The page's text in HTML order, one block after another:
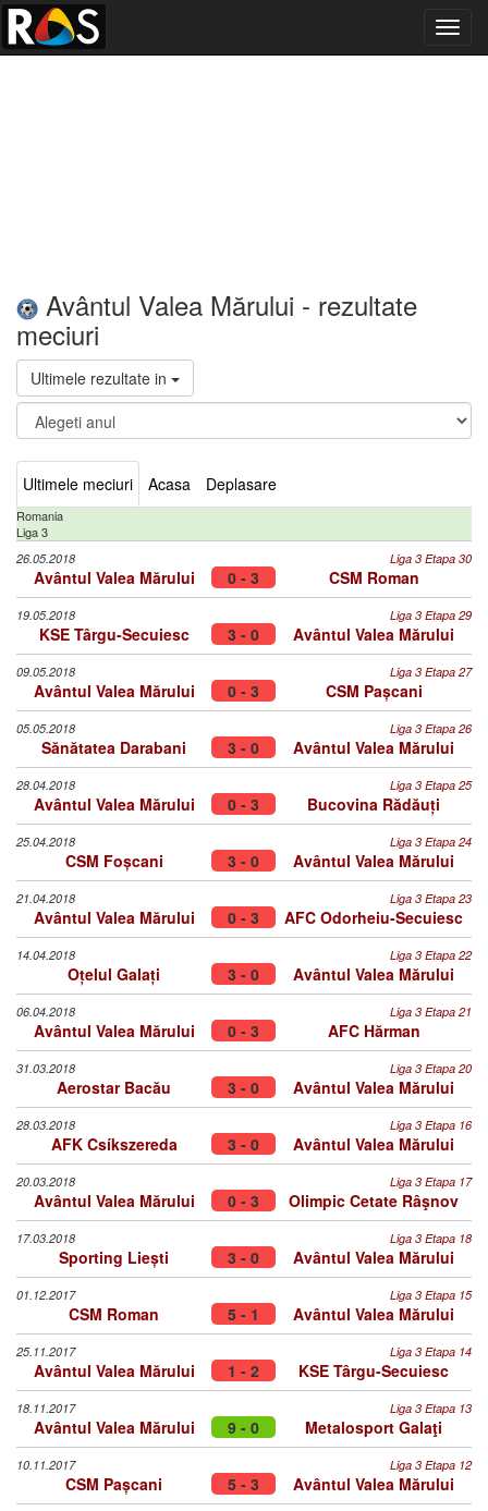
Avântul Valea Mărului - rezultate
meciuri
Ultimele rezultate in
Ultimele meciuri Acasa Deplasare
Romania
Liga 3
26.05.2018 Liga 3 Etapa 30
Avântul Valea Mărului 0 - 3 CSM Roman
19.05.2018 Liga 3 Etapa 29
KSE Târgu-Secuiesc 3 - 0 Avântul Valea Mărului
09.05.2018 Liga 3 Etapa 27
Avântul Valea Mărului 0 - 3 CSM Pașcani
05.05.2018 Liga 3 Etapa 26
Sănătatea Darabani 3 - 0 Avântul Valea Mărului
28.04.2018 Liga 3 Etapa 25
Avântul Valea Mărului 0 - 3 Bucovina Rădăuți
25.04.2018 Liga 3 Etapa 24
CSM Foșcani 3 - 0 Avântul Valea Mărului
21.04.2018 Liga 3 Etapa 23
Avântul Valea Mărului 0 - 3 AFC Odorheiu-Secuiesc
14.04.2018 Liga 3 Etapa 22
Oțelul Galați 3 - 0 Avântul Valea Mărului
06.04.2018 Liga 3 Etapa 21
Avântul Valea Mărului 0 - 3 AFC Hărman
31.03.2018 Liga 3 Etapa 20
Aerostar Bacău 3 - 0 Avântul Valea Mărului
28.03.2018 Liga 3 Etapa 16
AFK Csíkszereda 3 - 0 Avântul Valea Mărului
20.03.2018 Liga 3 Etapa 17
Avântul Valea Mărului 0 - 3 Olimpic Cetate Râşnov
17.03.2018 Liga 3 Etapa 18
Sporting Liești 3 - 0 Avântul Valea Mărului
01.12.2017 Liga 3 Etapa 15
CSM Roman 5 - 1 Avântul Valea Mărului
25.11.2017 Liga 3 Etapa 14
Avântul Valea Mărului 1 - 2 KSE Târgu-Secuiesc
18.11.2017 Liga 3 Etapa 13
Avântul Valea Mărului 9 - 0 Metalosport Galaţi
10.11.2017 Liga 3 Etapa 12
CSM Pașcani 5 - 3 Avântul Valea Mărului